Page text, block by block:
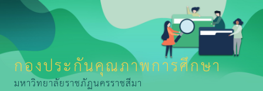
กองประกันคุณภาพการศึกษา
มหาวิทยาลัยราชภัฏนครราชสีมา